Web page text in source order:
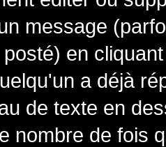
message
en
a déjà
de texte en
nombre de fois